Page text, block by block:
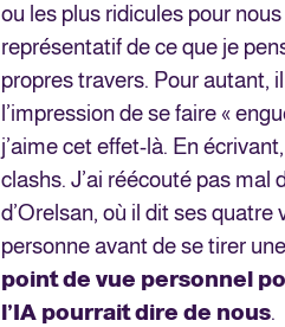
ou les plus ridicules pour
représentatif de ce que je
propres travers. Pour autant,
l’impression de se faire «
j’aime cet effet-là. En
clashs. J’ai réécouté pas mal
d’Orelsan, où il dit ses quatre
personne avant de se tirer
point de vue personnel
l’IA pourrait dire de nous.